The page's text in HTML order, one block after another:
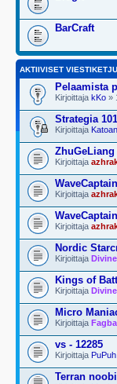
BarCraft
AKTIIVISET
Pelaamista
Kirjoittaja kKo »
Strategia 101
Kirjoittaja Katoan
ZhuGeLiang
Kirjoittaja
Kirjoittaja
Kirjoittaja
Nordic
Kirjoittaja
Kings of
Kirjoittaja
Micro
Kirjoittaja
vs - 12285
Kirjoittaja PuPuh
Terran